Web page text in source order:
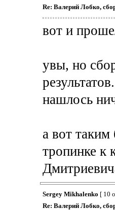
Re: Валерий Лобко,
вот и
увы, но
нашлось
а вот
тропинке к
Sergey Mikhalenko [ 10
Re: Валерий Лобко,